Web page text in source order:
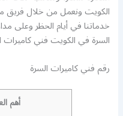
الكويت ونعمل من خلال فريق
السرة في الكويت فني كاميرات
رقم فني كاميرات السرة
أهم